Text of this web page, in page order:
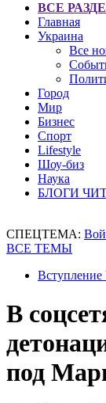
ВСЕ
Главная
Украина
Все
Город
Мир
Бизнес
Спорт
Lifestyle
Шоу-биз
Наука
БЛОГИ
СПЕЦТЕМА:
ВСЕ ТЕМЫ
В
под